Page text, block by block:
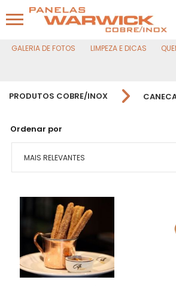
GALERIA DE FOTOS LIMPEZA E DICAS
PRODUTOS COBRE/INOX
Ordenar por
MAIS RELEVANTES
MENOR PREÇO
MAIOR PREÇO
A - Z